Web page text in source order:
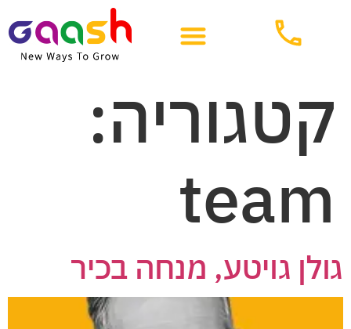
קטגוריה:
team
גולן גויטע, מנחה בכיר